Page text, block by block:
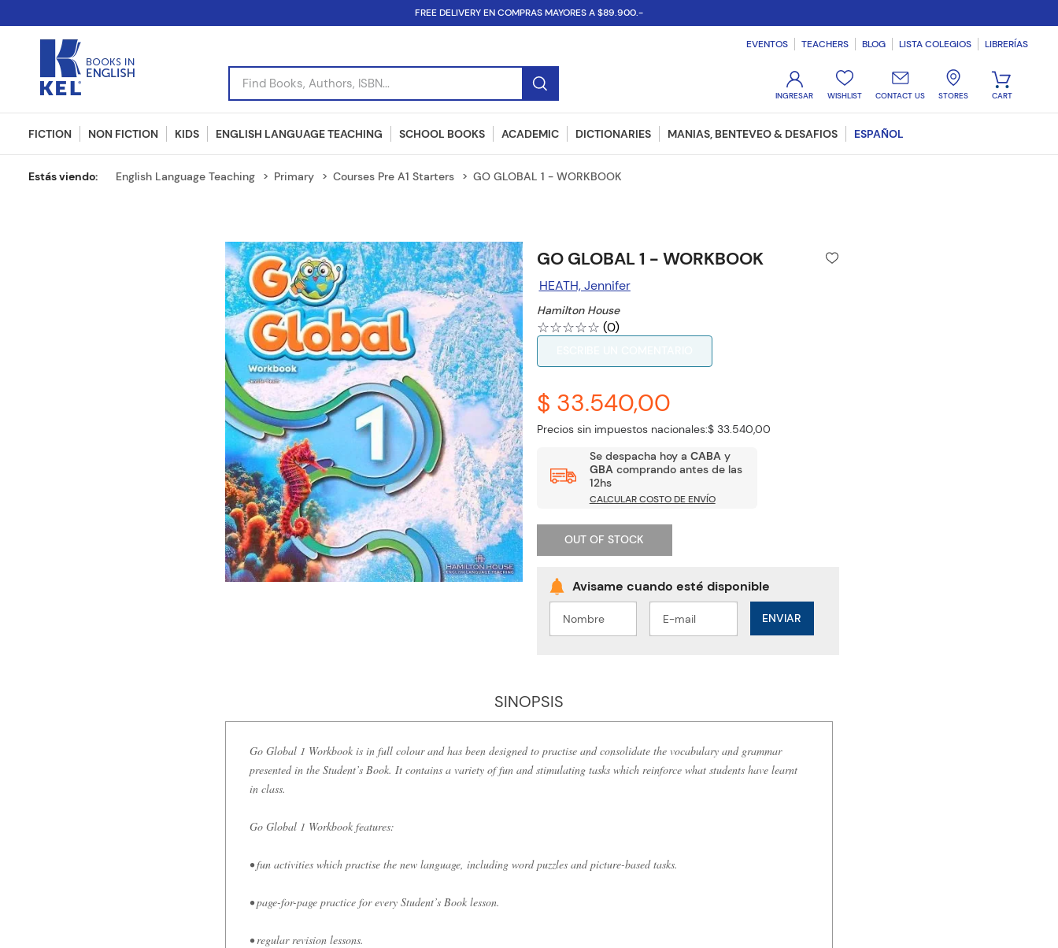
FREE DELIVERY EN COMPRAS MAYORES A $89.900.-
Find Books, Authors, ISBN...
EVENTOS TEACHERS BLOG LISTA COLEGIOS LIBRERÍAS
WISHLIST CONTACT US STORES
FICTION NON FICTION KIDS ENGLISH LANGUAGE TEACHING SCHOOL BOOKS ACADEMIC DICTIONARIES MANIAS, BENTEVEO & DESAFIOS ESPAÑOL
English Language Teaching Primary Courses Pre A1 Starters GO GLOBAL 1 - WORKBOOK
GO GLOBAL 1 - WORKBOOK
HEATH, Jennifer
Hamilton House
☆☆☆☆☆ (0)
$ 33.540,00
Precios sin impuestos nacionales:$ 33.540,00
Se despacha hoy a CABA y
GBA comprando antes de las
12hs
CALCULAR COSTO DE ENVÍO
OUT OF STOCK
ENVIAR
SINOPSIS
Go Global 1 Workbook is in full colour and has been designed to practise and consolidate the vocabulary and grammar
presented in the Student’s Book. It contains a variety of fun and stimulating tasks which reinforce what students have learnt
in class.
Go Global 1 Workbook features:
• fun activities which practise the new language, including word puzzles and picture-based tasks.
• page-for-page practice for every Student’s Book lesson.
• regular revision lessons.